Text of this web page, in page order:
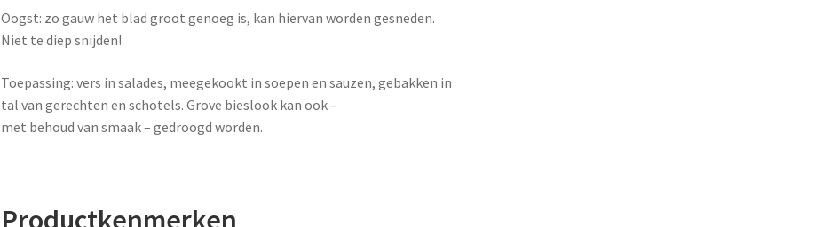
Oogst: zo gauw het blad groot genoeg is, kan hiervan worden gesneden.
Niet te diep snijden!
Toepassing: vers in salades, meegekookt in soepen en sauzen, gebakken in
tal van gerechten en schotels. Grove bieslook kan ook –
met behoud van smaak – gedroogd worden.